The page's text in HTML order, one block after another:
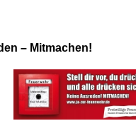
– Mitmachen!